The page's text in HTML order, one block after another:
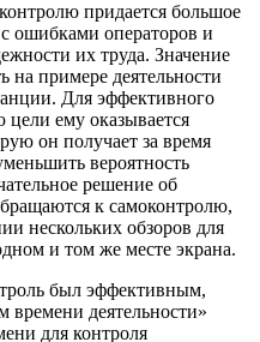
придается большое
ошибками операторов и
их труда. Значение
на примере деятельности
Для эффективного
ему оказывается
он получает за время
вероятность
решение об
к самоконтролю,
нескольких обзоров для
и том же месте экрана.
был эффективным,
времени деятельности»
для контроля